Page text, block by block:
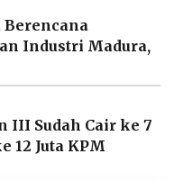
Industri Madura,
III Sudah Cair ke 7
12 Juta KPM